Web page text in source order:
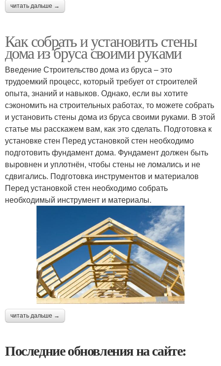
читать дальше →
Как собрать и установить стены
дома из бруса своими руками
Введение Строительство дома из бруса – это
трудоемкий процесс, который требует от строителей
опыта, знаний и навыков. Однако, если вы хотите
сэкономить на строительных работах, то можете собрать
и установить стены дома из бруса своими руками. В этой
статье мы расскажем вам, как это сделать. Подготовка к
установке стен Перед установкой стен необходимо
подготовить фундамент дома. Фундамент должен быть
выровнен и уплотнён, чтобы стены не ломались и не
сдвигались. Подготовка инструментов и материалов
Перед установкой стен необходимо собрать
необходимый инструмент и материалы.
читать дальше →
Последние обновления на сайте: